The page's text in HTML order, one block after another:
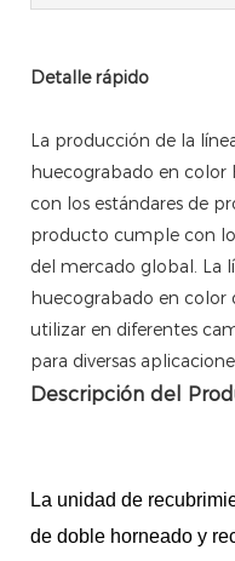
Detalle rápido
La producción de la
huecograbado en color
con los estándares de
producto cumple con
del mercado global. La
huecograbado en color
utilizar en diferentes
para diversas
Descripción del
La unidad de
de doble horneado y